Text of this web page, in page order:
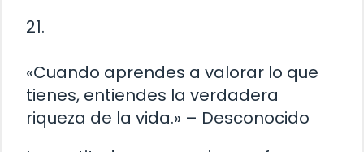
21.
«Cuando aprendes a valorar lo que
tienes, entiendes la verdadera
riqueza de la vida.» – Desconocido